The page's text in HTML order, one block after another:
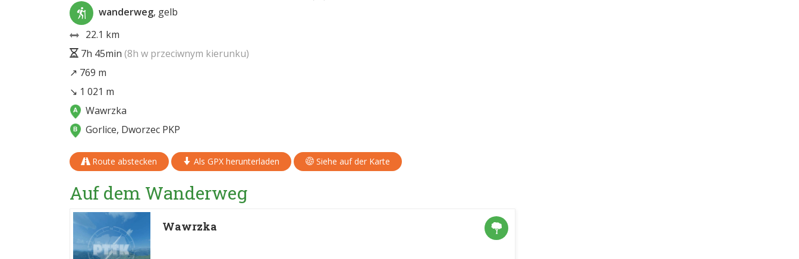
wanderweg, gelb
22.1 km
7h 45min (8h w przeciwnym kierunku)
↗ 769 m
↘ 1 021 m
Wawrzka
Gorlice, Dworzec PKP
Route abstecken Als GPX herunterladen Siehe auf der Karte
Auf dem Wanderweg
Wawrzka